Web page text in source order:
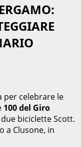
per celebrare le
100 del Giro
biciclette Scott.
a Clusone, in